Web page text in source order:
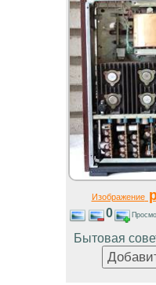
Изображение
0
Бытовая